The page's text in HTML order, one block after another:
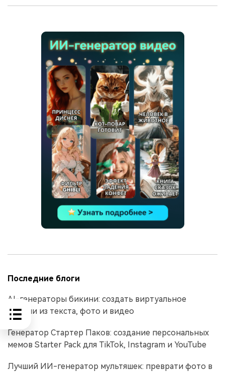
Последние блоги
AI-генераторы бикини: создать виртуальное
бикини из текста, фото и видео
Генератор Стартер Паков: создание персональных
мемов Starter Pack для TikTok, Instagram и YouTube
Лучший ИИ-генератор мультяшек: преврати фото в